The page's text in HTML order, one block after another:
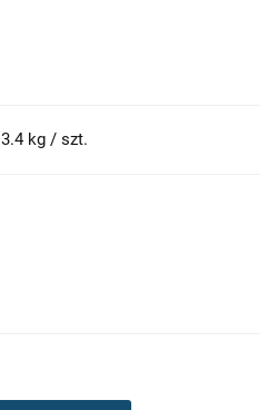
3.4 kg / szt.